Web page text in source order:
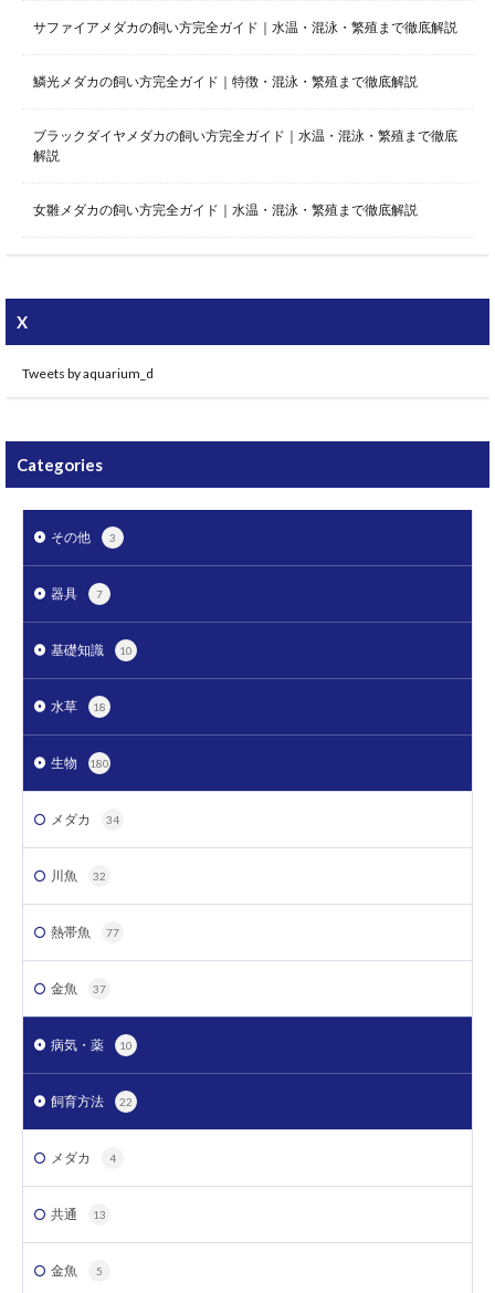
サファイアメダカの飼い方完全ガイド｜水温・混泳・繁殖まで徹底解説
鱗光メダカの飼い方完全ガイド｜特徴・混泳・繁殖まで徹底解説
ブラックダイヤメダカの飼い方完全ガイド｜水温・混泳・繁殖まで徹底
解説
女雛メダカの飼い方完全ガイド｜水温・混泳・繁殖まで徹底解説
X
Tweets by aquarium_d
Categories
その他 3
器具 7
基礎知識 10
水草 18
生物 180
メダカ 34
川魚 32
熱帯魚 77
金魚 37
病気・薬 10
飼育方法 22
メダカ 4
共通 13
金魚 5